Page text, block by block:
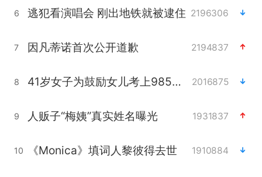
6 逃犯看演唱会 刚出地铁就被逮住 2196306
7 因凡蒂诺首次公开道歉 2194837
8 41岁女子为鼓励女儿考上985研究生 2016875
9 人贩子“梅姨”真实姓名曝光 1931837
10 《Monica》填词人黎彼得去世 1910884